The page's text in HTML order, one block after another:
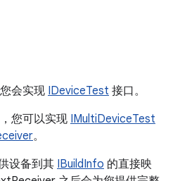
会实现 IDeviceTest 接口。
您可以实现 IMultiDeviceTest
。
设备到其 IBuildInfo 的直接映